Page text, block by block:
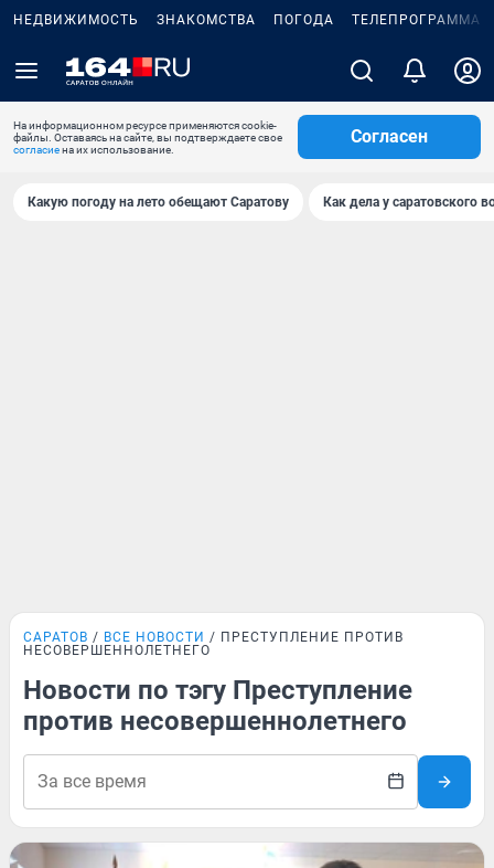
НЕДВИЖИМОСТЬ ЗНАКОМСТВА ПОГОДА ТЕЛЕПРОГРАММА
На информационном ресурсе применяются cookie-
файлы. Оставаясь на сайте, вы подтверждаете свое
согласиена их использование.
Согласен
Какую погоду на лето обещают Саратову Как дела у саратовского
САРАТОВ ВСЕ НОВОСТИ
ПРЕСТУПЛЕНИЕ ПРОТИВ
НЕСОВЕРШЕННОЛЕТНЕГО
Новости по тэгу Преступление
против несовершеннолетнего